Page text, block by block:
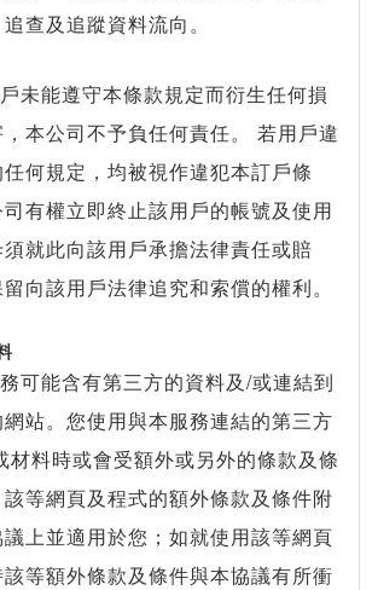
查及追蹤資料流向。
未能遵守本條款規定而衍生任何損
本公司不予負任何責任。 若用戶違
何規定，均被視作違犯本訂戶條
有權立即終止該用戶的帳號及使用
就此向該用戶承擔法律責任或賠
向該用戶法律追究和索償的權利。
可能含有第三方的資料及/或連結到
站。您使用與本服務連結的第三方
材料時或會受額外或另外的條款及條
等網頁及程式的額外條款及條件附
上並適用於您；如就使用該等網頁
等額外條款及條件與本協議有所衝